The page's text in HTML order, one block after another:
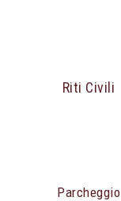
Riti Civili
Parcheggio